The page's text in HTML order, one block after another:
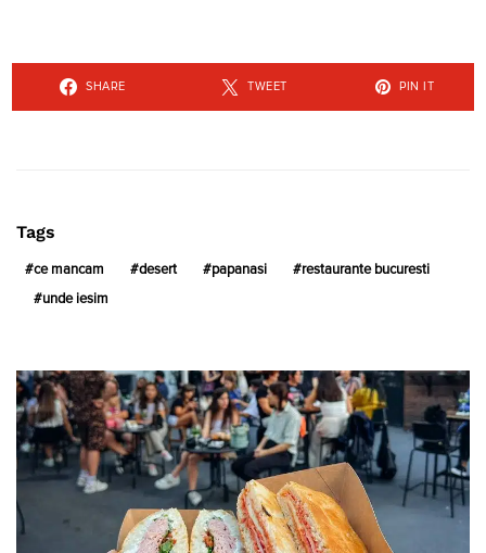
SHARE TWEET PIN IT
Tags
ce mancam desert papanasi restaurante bucuresti
unde iesim